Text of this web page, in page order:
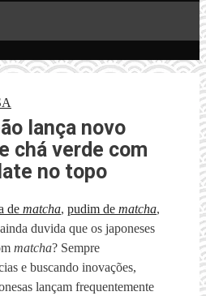
lança novo
chá verde com
no topo
de matcha, pudim de matcha,
duvida que os japoneses
matcha? Sempre
e buscando inovações,
lançam frequentemente